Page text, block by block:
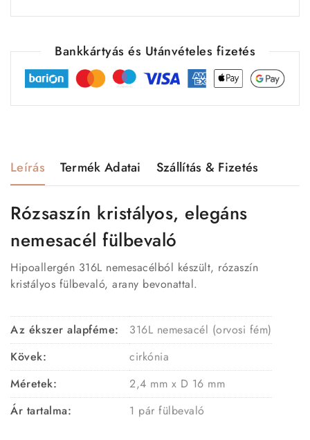
Bankkártyás és Utánvételes fizetés
Leírás Termék Adatai Szállítás & Fizetés
Rózsaszín kristályos, elegáns
nemesacél fülbevaló
Hipoallergén 316L nemesacélból készült, rózaszín
kristályos fülbevaló, arany bevonattal.
Az ékszer alapféme:
316L nemesacél (orvosi fém)
Kövek:
cirkónia
Méretek:
2,4 mm x D 16 mm
Ár tartalma:
1 pár fülbevaló